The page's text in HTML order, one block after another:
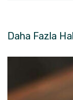
Daha Fazla